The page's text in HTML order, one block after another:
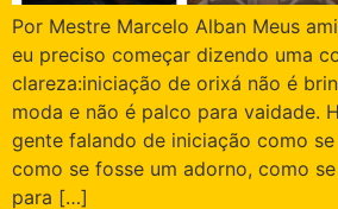
Por Mestre Marcelo Alban Meus
eu preciso começar dizendo uma
clareza:iniciação de orixá não é
moda e não é palco para vaidade.
gente falando de iniciação como
como se fosse um adorno, como
para […]